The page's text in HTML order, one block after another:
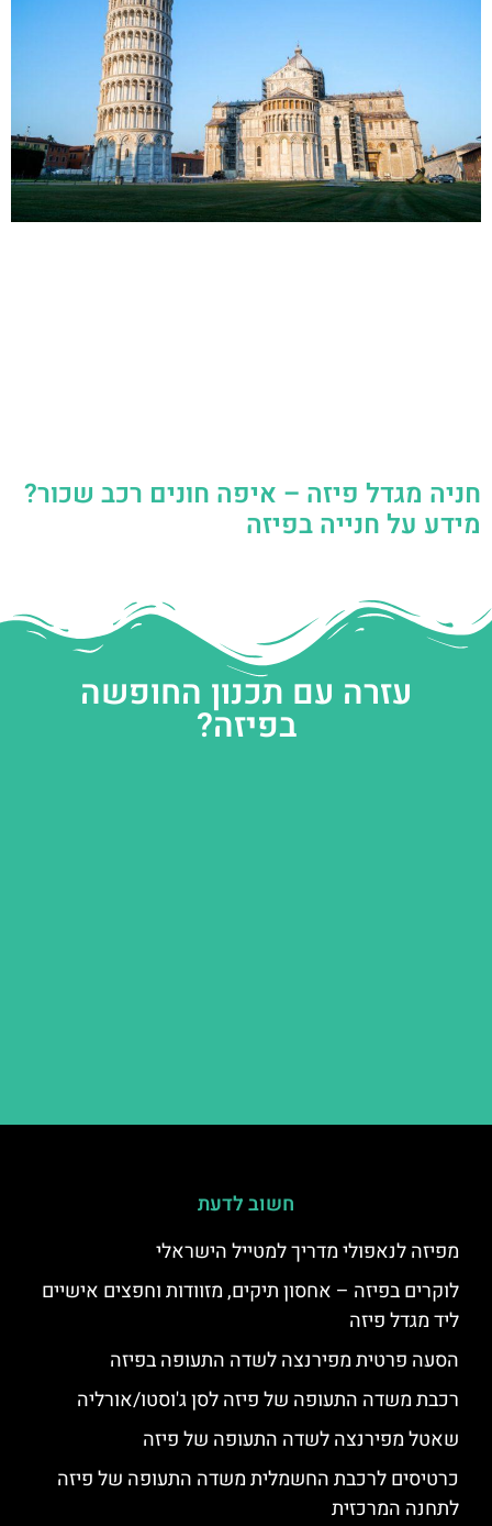
חניה מגדל פיזה – איפה חונים רכב שכור?
מידע על חנייה בפיזה
עזרה עם תכנון החופשה
בפיזה?
חשוב לדעת
מפיזה לנאפולי מדריך למטייל הישראלי
לוקרים בפיזה – אחסון תיקים, מזוודות וחפצים אישיים
ליד מגדל פיזה
הסעה פרטית מפירנצה לשדה התעופה בפיזה
רכבת משדה התעופה של פיזה לסן ג'וסטו/אורליה
שאטל מפירנצה לשדה התעופה של פיזה
כרטיסים לרכבת החשמלית משדה התעופה של פיזה
לתחנה המרכזית